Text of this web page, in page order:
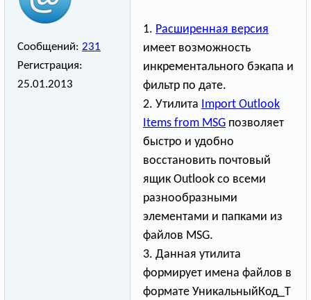
Сообщений: 231
Регистрация:
25.01.2013
1. Расширенная версия
имеет возможность
инкрементальног­о бэкапа и
фильтр по дате.
2. Утилита Import Outlook
Items from MSG позволяет
быстро и удобно
восстановить почтовый
ящик Outlook со всеми
разнообразными
элементами и папками из
файлов MSG.
3. Данная утилита
формирует имена файлов в
формате УникальныйКод_Т